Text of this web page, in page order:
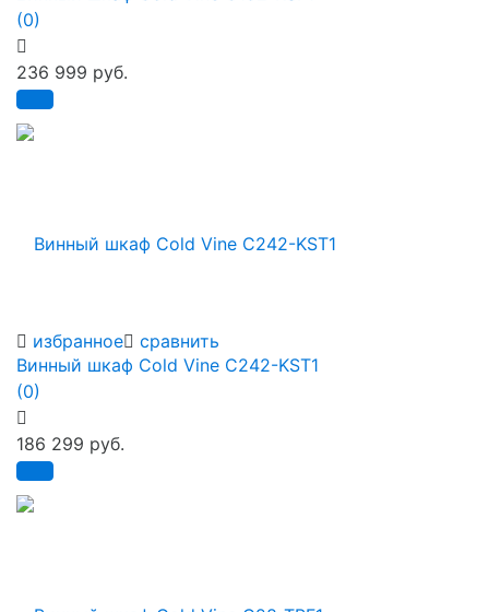
избранное сравнить
(0)
236 999 руб.
Винный шкаф Cold Vine C242-KST1
(0)
186 299 руб.